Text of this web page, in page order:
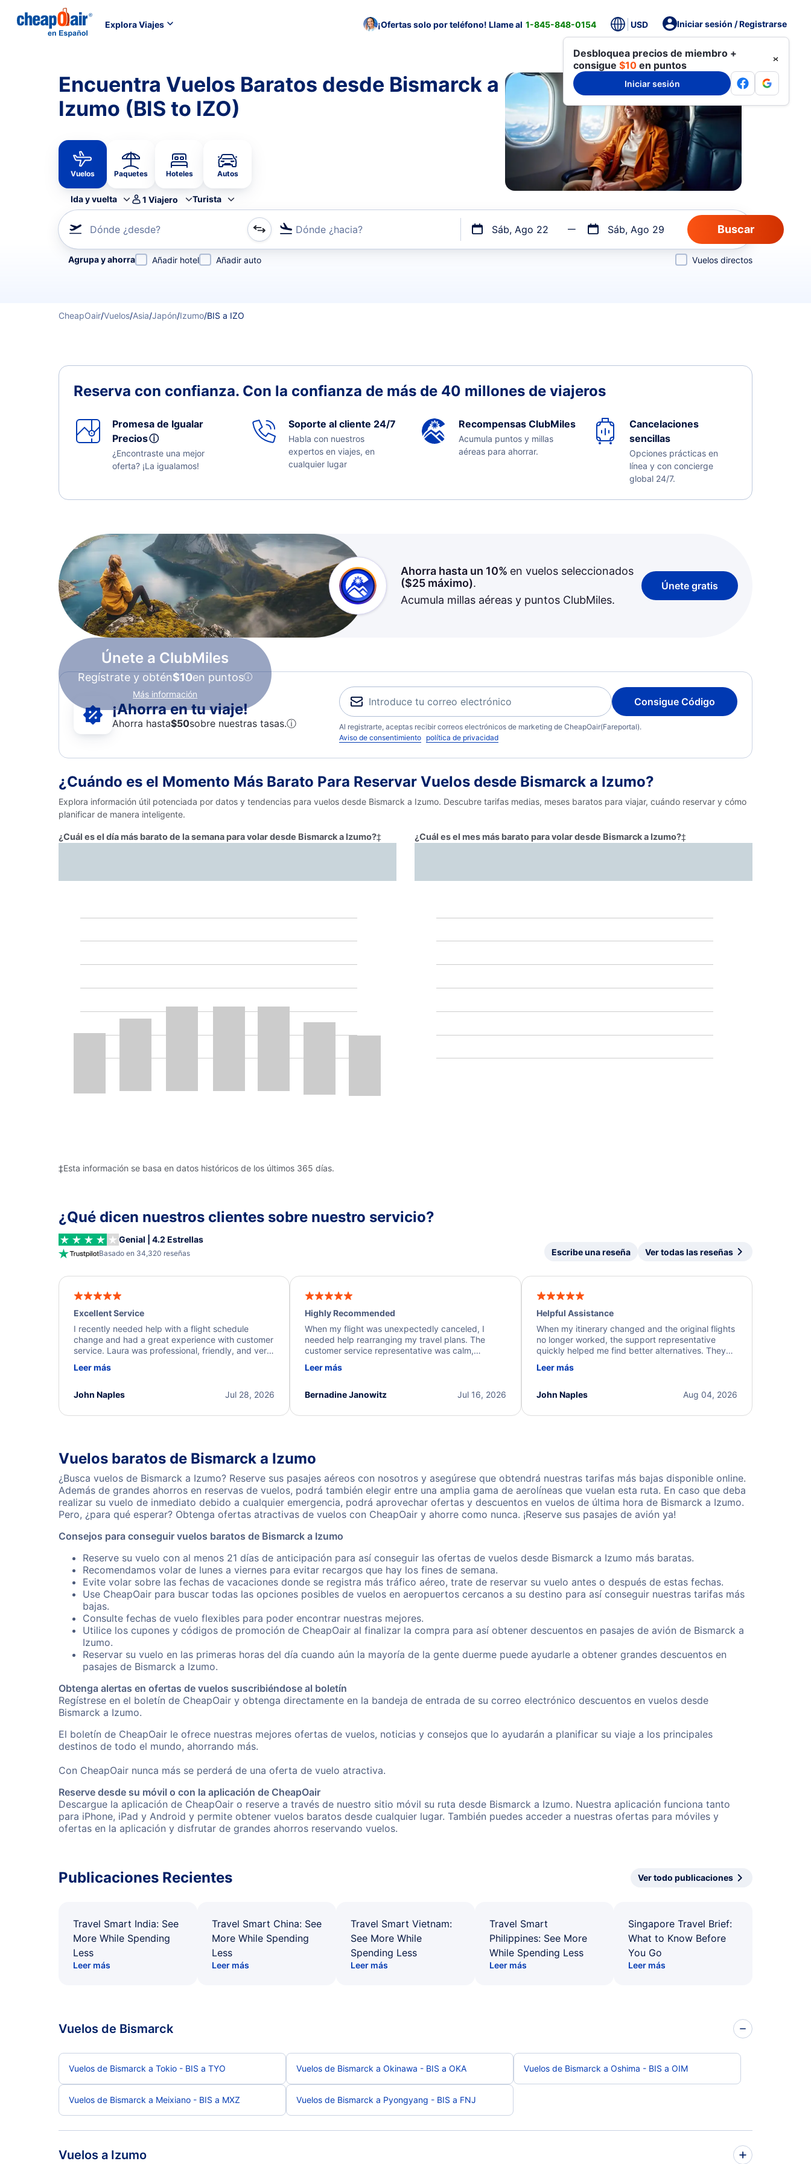
Explora Viajes ¡Ofertas solo por teléfono! Llame al 1-845-848-0154 USD Iniciar sesión / Registrarse
Desbloquea precios de miembro +
consigue $10 en puntos
Iniciar sesión
Encuentra Vuelos Baratos desde Bismarck a
Izumo (BIS to IZO)
Vuelos Paquetes Hoteles Autos
Ida y vuelta 1 Viajero Turista
Dónde ¿desde? Dónde ¿hacia? Sáb, Ago 22 Sáb, Ago 29
Refina tu búsqueda por aerolínea, por ciudad o aeropuerto o por vuelos directos
Agrupa y ahorra Añadir hotel Añadir auto Vuelos directos
CheapOair/Vuelos/Asia/Japón/Izumo/BIS a IZO
Reserva con confianza. Con la confianza de más de 40 millones de viajeros
Promesa de Igualar
Preciosⓘ
¿Encontraste una mejor
oferta? ¡La igualamos!
Soporte al cliente 24/7
Habla con nuestros
expertos en viajes, en
cualquier lugar
Recompensas ClubMiles
Acumula puntos y millas
aéreas para ahorrar.
Cancelaciones
sencillas
Opciones prácticas en
línea y con concierge
global 24/7.
Únete a ClubMiles
Regístrate y obtén$10en puntos
Más información
Ahorra hasta un 10% en vuelos seleccionados
($25máximo).
Acumula millas aéreas y puntos ClubMiles.
Únete gratis
¡Ahorra en tu viaje!
Ahorra hasta$50sobre nuestras tasas.ⓘ
Consigue Código
Al registrarte, aceptas recibir correos electrónicos de marketing de CheapOair(Fareportal).
Aviso de consentimiento política de privacidad
¿Cuándo es el Momento Más Barato Para Reservar Vuelos desde Bismarck a Izumo?
Explora información útil potenciada por datos y tendencias para vuelos desde Bismarck a Izumo. Descubre tarifas medias, meses baratos para viajar, cuándo reservar y cómo
planificar de manera inteligente.
¿Cuál es el día más barato de la semana para volar desde Bismarck a Izumo?‡ ¿Cuál es el mes más barato para volar desde Bismarck a Izumo?‡
‡Esta información se basa en datos históricos de los últimos 365 días.
¿Qué dicen nuestros clientes sobre nuestro servicio?
Genial | 4.2 Estrellas
Basado en 34,320 reseñas Escribe una reseña Ver todas las reseñas
Excellent Service
I recently needed help with a flight schedule
change and had a great experience with customer
service. Laura was professional, friendly, and very
a solution and kept me informed of the next steps.
Leer más
Jul 28, 2026
John Naples
Highly Recommended
When my flight was unexpectedly canceled, I
needed help rearranging my travel plans. The
customer service representative was calm,
process. They quickly found alternative flight
I truly appreciate the excellent support and
Leer más
Jul 16, 2026
Bernadine Janowitz
Helpful Assistance
When my itinerary changed and the original flights
no longer worked, the support representative
quickly helped me find better alternatives. They
beyond to resolve the issue. I'm grateful for the
Leer más
Aug 04, 2026
John Naples
Vuelos baratos de Bismarck a Izumo
¿Busca vuelos de Bismarck a Izumo? Reserve sus pasajes aéreos con nosotros y asegúrese que obtendrá nuestras tarifas más bajas disponible online.
Además de grandes ahorros en reservas de vuelos, podrá también elegir entre una amplia gama de aerolíneas que vuelan esta ruta. En caso que deba
realizar su vuelo de inmediato debido a cualquier emergencia, podrá aprovechar ofertas y descuentos en vuelos de última hora de Bismarck a Izumo.
Pero, ¿para qué esperar? Obtenga ofertas atractivas de vuelos con CheapOair y ahorre como nunca. ¡Reserve sus pasajes de avión ya!
Consejos para conseguir vuelos baratos de Bismarck a Izumo
Reserve su vuelo con al menos 21 días de anticipación para así conseguir las ofertas de vuelos desde Bismarck a Izumo más baratas.
Recomendamos volar de lunes a viernes para evitar recargos que hay los fines de semana.
Evite volar sobre las fechas de vacaciones donde se registra más tráfico aéreo, trate de reservar su vuelo antes o después de estas fechas.
Use CheapOair para buscar todas las opciones posibles de vuelos en aeropuertos cercanos a su destino para así conseguir nuestras tarifas más
bajas.
Consulte fechas de vuelo flexibles para poder encontrar nuestras mejores.
Utilice los cupones y códigos de promoción de CheapOair al finalizar la compra para así obtener descuentos en pasajes de avión de Bismarck a
Izumo.
Reservar su vuelo en las primeras horas del día cuando aún la mayoría de la gente duerme puede ayudarle a obtener grandes descuentos en
pasajes de Bismarck a Izumo.
Obtenga alertas en ofertas de vuelos suscribiéndose al boletín
Regístrese en el boletín de CheapOair y obtenga directamente en la bandeja de entrada de su correo electrónico descuentos en vuelos desde
Bismarck a Izumo.
El boletín de CheapOair le ofrece nuestras mejores ofertas de vuelos, noticias y consejos que lo ayudarán a planificar su viaje a los principales
destinos de todo el mundo, ahorrando más.
Con CheapOair nunca más se perderá de una oferta de vuelo atractiva.
Reserve desde su móvil o con la aplicación de CheapOair
Descargue la aplicación de CheapOair o reserve a través de nuestro sitio móvil su ruta desde Bismarck a Izumo. Nuestra aplicación funciona tanto
para iPhone, iPad y Android y permite obtener vuelos baratos desde cualquier lugar. También puedes acceder a nuestras ofertas para móviles y
ofertas en la aplicación y disfrutar de grandes ahorros reservando vuelos.
Publicaciones Recientes Ver todo publicaciones
Travel Smart India: See
More While Spending
Less
Leer más
Travel Smart China: See
More While Spending
Less
Leer más
Travel Smart Vietnam:
See More While
Spending Less
Leer más
Travel Smart
Philippines: See More
While Spending Less
Leer más
Singapore Travel Brief:
What to Know Before
You Go
Leer más
Vuelos de Bismarck
Vuelos de Bismarck a Tokio - BIS a TYO Vuelos de Bismarck a Okinawa - BIS a OKA Vuelos de Bismarck a Oshima - BIS a OIM
Vuelos de Bismarck a Meixiano - BIS a MXZ Vuelos de Bismarck a Pyongyang - BIS a FNJ
Vuelos a Izumo